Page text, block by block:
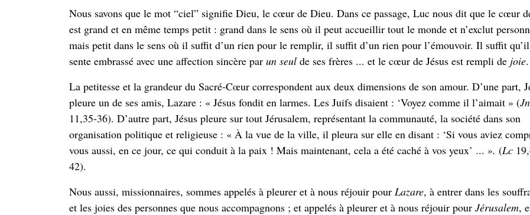
Nous savons que le mot “ciel” signifie Dieu, le cœur de Dieu. Dans ce passage, Luc nous dit que le cœur
est grand et en même temps petit : grand dans le sens où il peut accueillir tout le monde et n’exclut
mais petit dans le sens où il suffit d’un rien pour le remplir, il suffit d’un rien pour l’émouvoir. Il suffit
sente embrassé avec une affection sincère par un seul de ses frères ... et le cœur de Jésus est rempli de joie.
La petitesse et la grandeur du Sacré-Cœur correspondent aux deux dimensions de son amour. D’une part,
pleure un de ses amis, Lazare : « Jésus fondit en larmes. Les Juifs disaient : ‘Voyez comme il l’aimait » (Jn
11,35-36). D’autre part, Jésus pleure sur tout Jérusalem, représentant la communauté, la société dans son
organisation politique et religieuse : « À la vue de la ville, il pleura sur elle en disant : ‘Si vous aviez
vous aussi, en ce jour, ce qui conduit à la paix ! Mais maintenant, cela a été caché à vos yeux’ ... ». (Lc
42).
Nous aussi, missionnaires, sommes appelés à pleurer et à nous réjouir pour Lazare, à entrer dans les
et les joies des personnes que nous accompagnons ; et appelés à pleurer et à nous réjouir pour Jérusalem,